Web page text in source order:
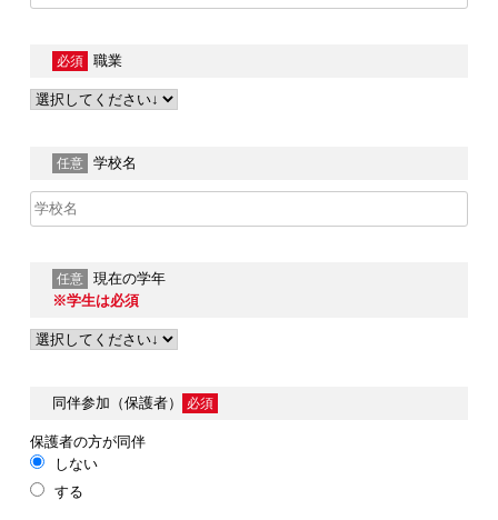
必須 職業
任意 学校名
任意
現在の学年
※学生は必須
同伴参加（保護者） 必須
保護者の方が同伴
しない
する